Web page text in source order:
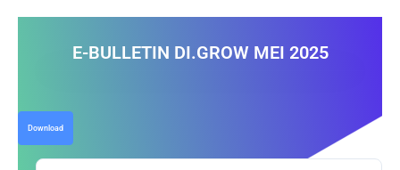
E-BULLETIN DI.GROW MEI 2025
Download